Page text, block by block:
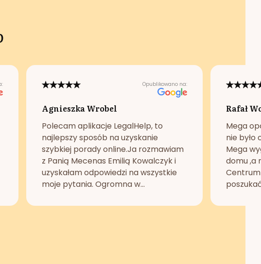
Opublikowano na:
Agnieszka Wrobel
Polecam aplikacje LegalHelp, to
najlepszy sposób na uzyskanie
szybkiej porady online.Ja rozmawiam
z Panią Mecenas Emilią Kowalczyk i
uzyskałam odpowiedzi na wszystkie
moje pytania. Ogromna w...
Rafał
Mega
nie było
Mega
domu ,a